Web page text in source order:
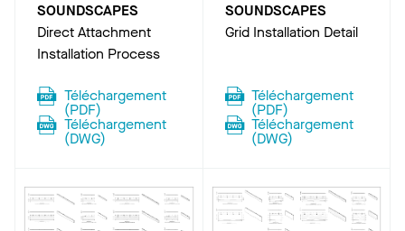
SOUNDSCAPES
Direct Attachment
Installation Process
Téléchargement
(PDF)
Téléchargement
(DWG)
SOUNDSCAPES
Grid Installation Detail
Téléchargement
(PDF)
Téléchargement
(DWG)